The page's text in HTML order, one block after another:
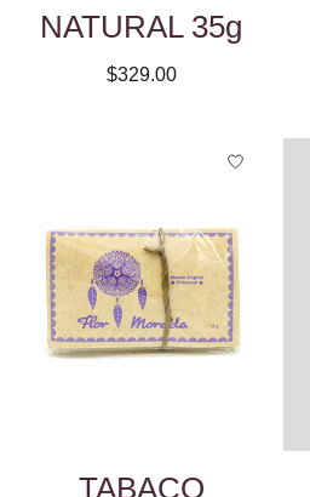
NATURAL 35g
$329.00
TABACO